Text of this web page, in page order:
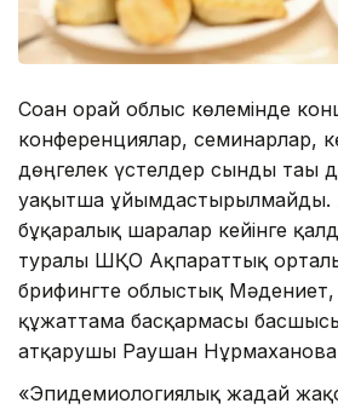
Соған орай облыс көлемінде
конференциялар, семинарлар,
дөңгелек үстелдер сынды тағы
уақытша ұйымдастырылмайды.
бұқаралық шаралар кейінге
туралы ШҚО Ақпараттық
брифингте облыстық Мәдениет,
құжаттама басқармасы
атқарушы Раушан Нұрмаханова
«Эпидемиологиялық жағдай